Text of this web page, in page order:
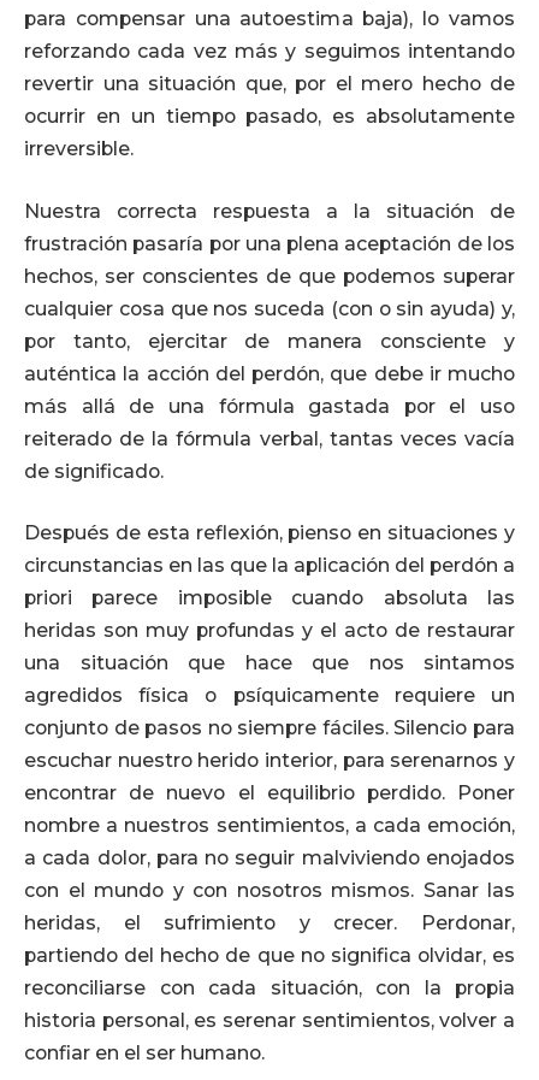
para compensar una autoestima baja), lo vamos
reforzando cada vez más y seguimos intentando
revertir una situación que, por el mero hecho de
ocurrir en un tiempo pasado, es absolutamente
irreversible.
Nuestra correcta respuesta a la situación de
frustración pasaría por una plena aceptación de los
hechos, ser conscientes de que podemos superar
cualquier cosa que nos suceda (con o sin ayuda) y,
por tanto, ejercitar de manera consciente y
auténtica la acción del perdón, que debe ir mucho
más allá de una fórmula gastada por el uso
reiterado de la fórmula verbal, tantas veces vacía
de significado.
Después de esta reflexión, pienso en situaciones y
circunstancias en las que la aplicación del perdón a
priori parece imposible cuando absoluta las
heridas son muy profundas y el acto de restaurar
una situación que hace que nos sintamos
agredidos física o psíquicamente requiere un
conjunto de pasos no siempre fáciles. Silencio para
escuchar nuestro herido interior, para serenarnos y
encontrar de nuevo el equilibrio perdido. Poner
nombre a nuestros sentimientos, a cada emoción,
a cada dolor, para no seguir malviviendo enojados
con el mundo y con nosotros mismos. Sanar las
heridas, el sufrimiento y crecer. Perdonar,
partiendo del hecho de que no significa olvidar, es
reconciliarse con cada situación, con la propia
historia personal, es serenar sentimientos, volver a
confiar en el ser humano.